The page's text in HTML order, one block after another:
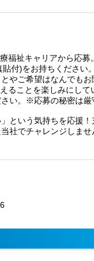
福祉キャリアから応募。
貼付)をお持ちください
やご希望はなんでもお
ることを楽しみにし
い。※応募の秘密は厳
という気持ちを応援
社でチャレンジしま